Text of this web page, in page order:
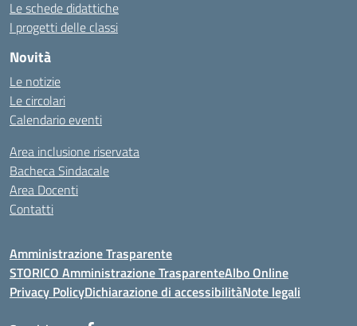
Le schede didattiche
I progetti delle classi
Novità
Le notizie
Le circolari
Calendario eventi
Area inclusione riservata
Bacheca Sindacale
Area Docenti
Contatti
Amministrazione Trasparente
STORICO Amministrazione TrasparenteAlbo Online
Privacy PolicyDichiarazione di accessibilitàNote legali